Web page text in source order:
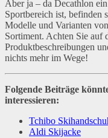
Aber ja – da Decathlon
Sportbereich ist, befinden
Modelle und Varianten
Sortiment. Achten Sie auf
Produktbeschreibungen
nichts mehr im Wege!
Folgende Beiträge
interessieren:
Tchibo
Aldi Skijacke